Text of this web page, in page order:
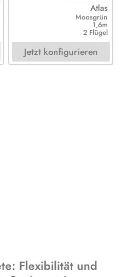
Atlas
Moosgrün
1,6m
2 Flügel
Jetzt konfigurieren
Flexibilität und